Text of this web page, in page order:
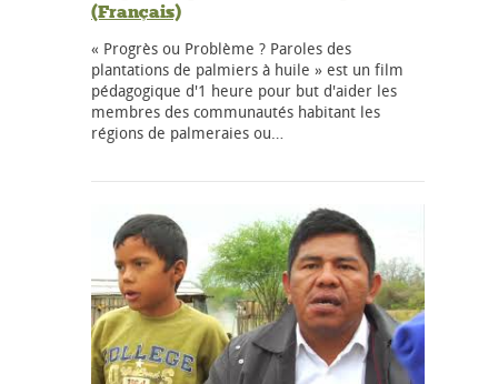
(Français)
« Progrès ou Problème ? Paroles des
plantations de palmiers à huile » est un film
pédagogique d'1 heure pour but d'aider les
membres des communautés habitant les
régions de palmeraies ou…